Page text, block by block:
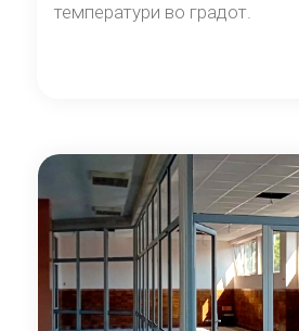
температури во градот.